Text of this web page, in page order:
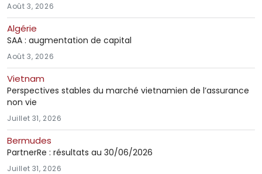
Août 3, 2026
Algérie
SAA : augmentation de capital
Août 3, 2026
Vietnam
Perspectives stables du marché vietnamien de l’assurance
non vie
Juillet 31, 2026
Bermudes
PartnerRe : résultats au 30/06/2026
Juillet 31, 2026